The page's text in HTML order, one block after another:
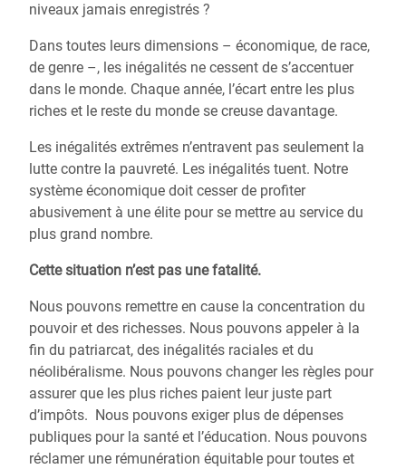
niveaux jamais enregistrés ?
Dans toutes leurs dimensions – économique, de race,
de genre –, les inégalités ne cessent de s’accentuer
dans le monde. Chaque année, l’écart entre les plus
riches et le reste du monde se creuse davantage.
Les inégalités extrêmes n’entravent pas seulement la
lutte contre la pauvreté. Les inégalités tuent. Notre
système économique doit cesser de profiter
abusivement à une élite pour se mettre au service du
plus grand nombre.
Cette situation n’est pas une fatalité.
Nous pouvons remettre en cause la concentration du
pouvoir et des richesses. Nous pouvons appeler à la
fin du patriarcat, des inégalités raciales et du
néolibéralisme. Nous pouvons changer les règles pour
assurer que les plus riches paient leur juste part
d’impôts. Nous pouvons exiger plus de dépenses
publiques pour la santé et l’éducation. Nous pouvons
réclamer une rémunération équitable pour toutes et